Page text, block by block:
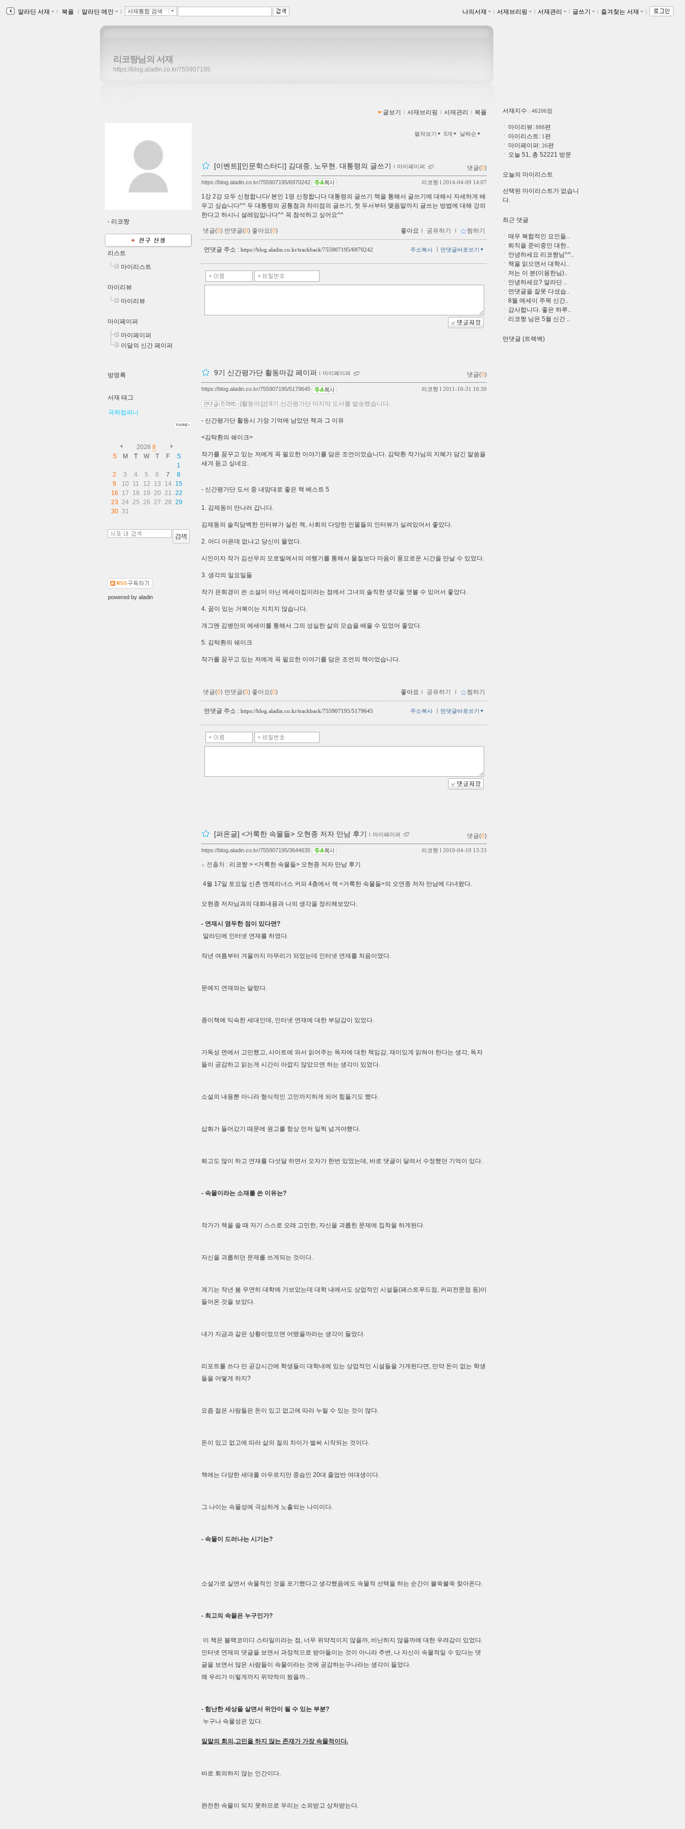
알라딘 서재 ｌ 북플 ｌ 알라딘 메인 ｌ 서재통합 검색 나의서재 ｌ 서재브리핑 ｌ 서재관리 ｌ 글쓰기 ｌ 즐겨찾는 서재 ｌ
리코짱님의 서재
https://blog.aladin.co.kr/755907195
글보기 ｌ 서재브리핑 ｌ 서재관리 ｌ 북플
- 리코짱
리스트
마이리스트
마이리뷰
마이리뷰
마이페이퍼
마이페이퍼
이달의 신간 페이퍼
방명록
서재 태그
극락컴퍼니
2026 8
S
M T W T F
S
1
2
3 4 5 6 7
8
9
10 11 12 13 14
15
16
17 18 19 20 21 22
23 24 25 26 27 28 29
30 31
powered by aladin
펼쳐보기 5개 날짜순
[이벤트][인문학스터디] 김대중, 노무현. 대통령의 글쓰기 ｌ 마이페이퍼 댓글(0)
리코짱 l 2014-04-09 14:07
https://blog.aladin.co.kr/755907195/6970242
1강 2강 모두 신청합니다/ 본인 1명 신청합니다 대통령의 글쓰기 책을 통해서 글쓰기에 대해서 자세하게 배
우고 싶습니다^^ 두 대통령의 공통첨과 차이점의 글쓰기, 첫 두서부터 맺음말까지 글쓰는 방법에 대해 강의
한다고 하시니 설레임입니다^^ 꼭 참석하고 싶어요^^
댓글(0) 먼댓글(0) 좋아요(0) 좋아요 ｌ 공유하기 ｌ 찜하기
먼댓글 주소 : https://blog.aladin.co.kr/trackback/755907195/6970242 먼댓글바로쓰기
주소복사
9기 신간평가단 활동마감 페이퍼 ｌ 마이페이퍼 댓글(0)
리코짱 l 2011-10-31 16:30
https://blog.aladin.co.kr/755907195/5179645
[활동마감] 9기 신간평가단 마지막 도서를 발송했습니다.
- 신간평가단 활동시 가장 기억에 남았던 책과 그 이유
<김탁환의 쉐이크>
작가를 꿈꾸고 있는 저에게 꼭 필요한 이야기를 담은 조언이었습니다. 김탁환 작가님의 지혜가 담긴 말씀을
새겨 듣고 싶네요.
- 신간평가단 도서 중 내맘대로 좋은 책 베스트 5
1. 김제동이 만나러 갑니다.
김제동의 솔직담백한 인터뷰가 실린 책, 사회의 다양한 인물들의 인터뷰가 실려있어서 좋았다.
2. 어디 아픈데 없냐고 당신이 물었다.
시인이자 작가 김선우의 오로빌에서의 여행기를 통해서 물질보다 마음이 풍요로운 시간을 만날 수 있었다.
3. 생각의 일요일들
작가 은희경이 쓴 소설이 아닌 에세이집이라는 점에서 그녀의 솔직한 생각을 엿볼 수 있어서 좋았다.
4. 꿈이 있는 거북이는 지치지 않습니다.
개그맨 김병만의 에세이를 통해서 그의 성실한 삶의 모습을 배울 수 있었어 좋았다.
5. 김탁환의 쉐이크
작가를 꿈꾸고 있는 저에게 꼭 필요한 이야기를 담은 조언의 책이었습니다.
댓글(0) 먼댓글(0) 좋아요(0) 좋아요 ｌ 공유하기 ｌ 찜하기
먼댓글 주소 : https://blog.aladin.co.kr/trackback/755907195/5179645 먼댓글바로쓰기
주소복사
[퍼온글] <거룩한 속물들> 오현종 저자 만남 후기 ｌ 마이페이퍼 댓글(0)
리코짱 l 2010-04-19 13:33
https://blog.aladin.co.kr/755907195/3644635
전출처 : 리코짱 > <거룩한 속물들> 오현종 저자 만남 후기
4월 17일 토요일 신촌 엔제리너스 커피 4층에서 책 <거룩한 속물들>의 오연종 저자 만남에 다녀왔다.
오현종 저자님과의 대화내용과 나의 생각을 정리해보았다.
- 연재시 염두한 점이 있다면?
알라딘에 인터넷 연재를 하였다.
작년 여름부터 겨울까지 마무리가 되었는데 인터넷 연재를 처음이였다.
문예지 연재와는 달랐다.
종이책에 익숙한 세대인데, 인터넷 연재에 대한 부담감이 있었다.
가독성 면에서 고민했고, 사이트에 와서 읽어주는 독자에 대한 책임감, 재미있게 읽혀야 한다는 생각, 독자
들이 공감하고 읽는게 시간이 아깝지 않았으면 하는 생각이 있었다.
소설의 내용뿐 아니라 형식적인 고민까지하게 되어 힘들기도 했다.
삽화가 들어갔기 때문에 원고를 항상 먼저 일찍 넘겨야했다.
퇴고도 많이 하고 연재를 다섯달 하면서 오자가 한번 있었는데, 바로 댓글이 달려서 수정했던 기억이 있다.
- 속물이라는 소재를 쓴 이유는?
작가가 책을 쓸 때 자기 스스로 오래 고민한, 자신을 괴롭힌 문제에 집착을 하게된다.
자신을 괴롭히던 문제를 쓰게되는 것이다.
계기는 작년 봄 우연히 대학에 가보았는데 대학 내에서도 상업적인 시설들(패스트푸드점, 커피전문점 등)이
들어온 것을 보았다.
내가 지금과 같은 상황이었으면 어땠을까라는 생각이 들었다.
리포트를 쓰다 만 공강시간에 학생들이 대학내에 있는 상업적인 시설들을 가게된다면, 만약 돈이 없는 학생
들을 어떻게 하지?
요즘 젊은 사람들은 돈이 있고 없고에 따라 누릴 수 있는 것이 많다.
돈이 있고 없고에 따라 삶의 질의 차이가 벌써 시작되는 것이다.
책에는 다양한 세대를 아우르지만 중슴인 20대 졸업반 여대생이다.
그 나이는 속물성에 극심하게 노출되는 나이이다.
- 속물이 드러나는 시기는?
소설가로 살면서 속물적인 것을 포기했다고 생각했음에도 속물적 선택을 하는 순간이 불쑥불쑥 찾아온다.
- 최고의 속물은 누구인가?
이 책은 블랙코미디 스타일이라는 점, 너무 위약적이지 않을까, 비난하지 않을까에 대한 우려감이 있었다.
인터넷 연재의 댓글을 보면서 과장적으로 받아들이는 것이 아니라 주변, 나 자신이 속물적일 수 있다는 댓
글을 보면서 많은 사람들이 속물이라는 것에 공감하는구나라는 생각이 들었다.
왜 우리가 이렇게까지 위약적이 됬을까...
- 험난한 세상을 살면서 위안이 될 수 있는 부분?
누구나 속물성은 있다.
일말의 회의,고민을 하지 않는 존재가 가장 속물적이다.
바로 회의하지 않는 인간이다.
완전한 속물이 되지 못하므로 우리는 소외받고 상처받는다.
서재지수 : 46206점
마이리뷰: 888편
마이리스트: 1편
마이페이퍼: 26편
오늘 51, 총 52221 방문
오늘의 마이리스트
선택된 마이리스트가 없습니
다.
최근 댓글
매우 복합적인 요인들..
퇴직을 준비중인 대한..
안녕하세요 리코짱님^^..
책을 읽으면서 대학시..
저는 이 분(이용한님)..
안녕하세요? 알라딘 ..
먼댓글을 잘못 다셨습..
8월 에세이 주목 신간..
감사합니다. 좋은 하루..
리코짱 님은 5월 신간 ..
먼댓글 (트랙백)